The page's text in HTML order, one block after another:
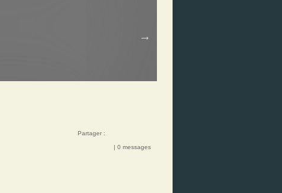
Partager :
| 0 messages